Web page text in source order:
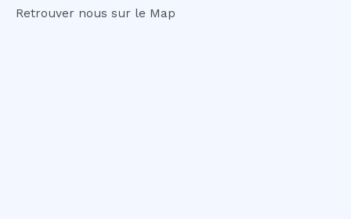
Retrouver nous sur le Map